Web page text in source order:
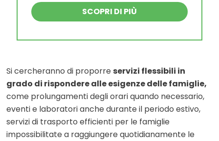
SCOPRI DI PIÙ
Si cercheranno di proporre servizi flessibili in
grado di rispondere alle esigenze delle famiglie,
come prolungamenti degli orari quando necessario,
eventi e laboratori anche durante il periodo estivo,
servizi di trasporto efficienti per le famiglie
impossibilitate a raggiungere quotidianamente le